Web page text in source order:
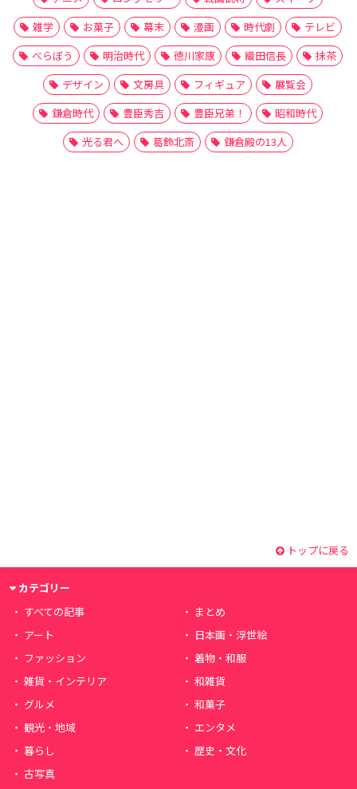
雑学
お菓子 幕末 漫画 時代劇
テレビ
べらぼう
明治時代 徳川家康 織田信長
抹茶
デザイン
文房具 フィギュア
展覧会
鎌倉時代
豊臣秀吉 豊臣兄弟！
昭和時代
光る君へ
葛飾北斎 鎌倉殿の13人
トップに戻る
カテゴリー
すべての記事
まとめ
アート
日本画・浮世絵
ファッション
着物・和服
雑貨・インテリア
和雑貨
グルメ
和菓子
観光・地域
エンタメ
暮らし
歴史・文化
古写真